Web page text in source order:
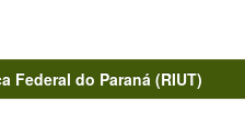
do Paraná (RIUT)